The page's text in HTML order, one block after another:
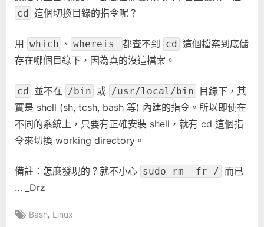
工
具〉
中
cd 這個切換目錄的指令呢？
用 which 、 whereis 都查不到 cd 這個檔案到底儲
存在哪個目錄下，因為真的沒這檔案。
cd 並不在 /bin 或 /usr/local/bin
目錄下，其
實是 shell (sh, tcsh, bash 等) 內建的指令。所以即使在
不同的系統上，只要有正確安裝 shell，就有 cd 這個指
令來切換 working directory。
備註：怎麼發現的？就不小心 sudo rm -fr / 而已
… _Drz
Tags:
Bash, Linux